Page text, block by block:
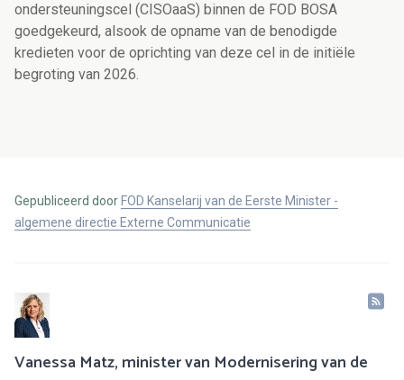
ondersteuningscel (CISOaaS) binnen de FOD BOSA
goedgekeurd, alsook de opname van de benodigde
kredieten voor de oprichting van deze cel in de initiële
begroting van 2026.
Gepubliceerd door FOD Kanselarij van de Eerste Minister -
algemene directie Externe Communicatie
Vanessa Matz, minister van Modernisering van de